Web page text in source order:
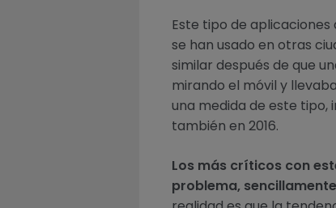
Este tipo de aplicaciones
se han usado en otras
similar después de que
mirando el móvil y
una medida de este tipo,
también en 2016.
Los más críticos con
problema,